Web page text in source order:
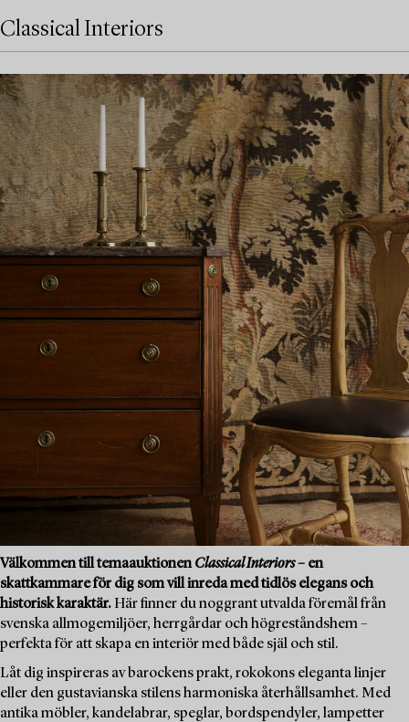
Classical Interiors
Välkommen till temaauktionenClassical Interiors– en
skattkammare för dig som vill inreda med tidlös elegans och
historisk karaktär. Här finner du noggrant utvalda föremål från
svenska allmogemiljöer, herrgårdar och högreståndshem –
perfekta för att skapa en interiör med både själ och stil.
Låt dig inspireras av barockens prakt, rokokons eleganta linjer
eller den gustavianska stilens harmoniska återhållsamhet. Med
antika möbler, kandelabrar, speglar, bordspendyler, lampetter